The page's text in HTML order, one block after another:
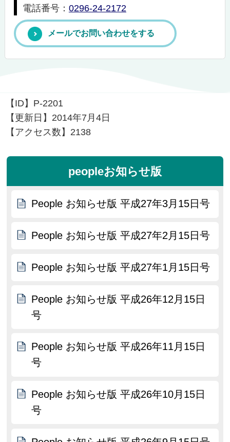
電話番号： 0296-24-2172
メールでお問い合わせをする
【ID】 P-2201
【更新日】 2014年7月4日
【アクセス数】 2138
peopleお知らせ版
People お知らせ版 平成27年3月15日号
People お知らせ版 平成27年2月15日号
People お知らせ版 平成27年1月15日号
People お知らせ版 平成26年12月15日
号
People お知らせ版 平成26年11月15日
号
People お知らせ版 平成26年10月15日
号